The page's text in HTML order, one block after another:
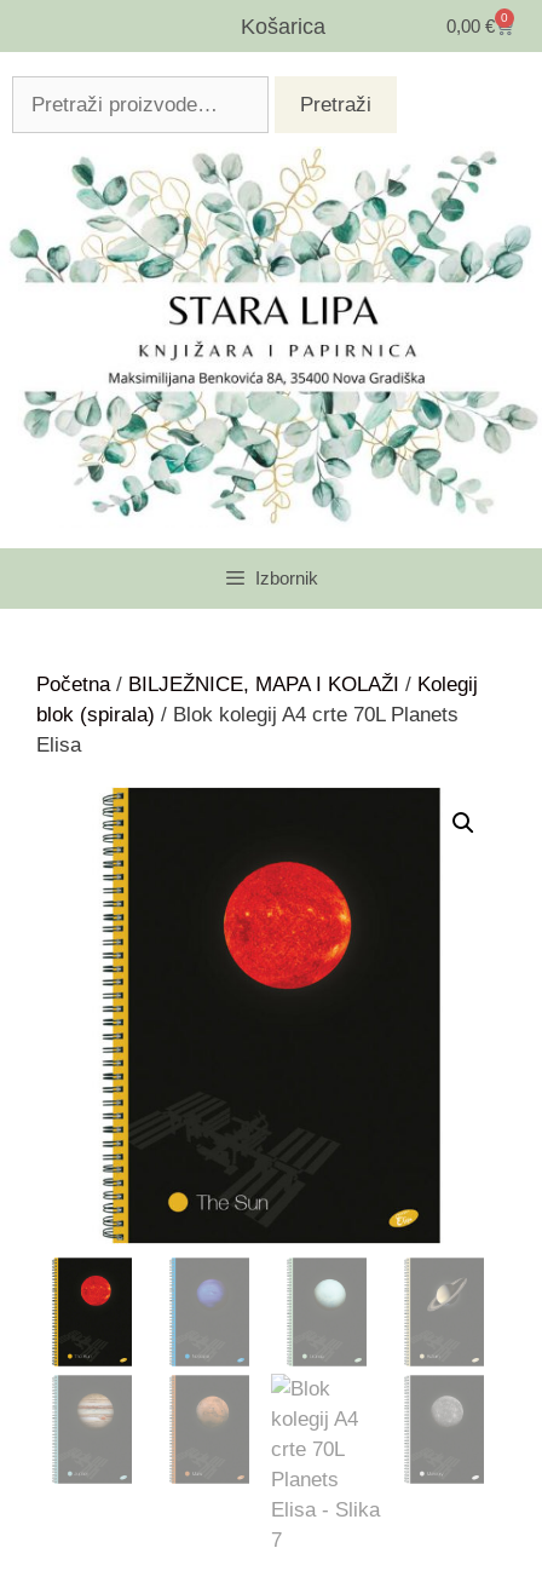
Košarica 0,00 € 0
Pretraži
Izbornik
Početna/ BILJEŽNICE, MAPA I KOLAŽI / Kolegij
blok (spirala) / Blok kolegij A4 crte 70L Planets
Elisa